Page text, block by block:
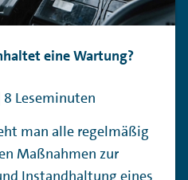
eine Wartung?
Leseminuten
man alle regelmäßig
Maßnahmen zur
Instandhaltung eines